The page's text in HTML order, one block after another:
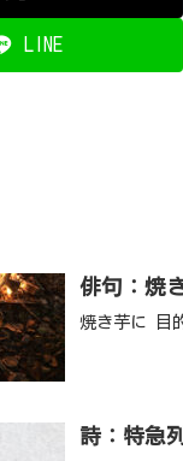
LINE
俳句：焼
焼き芋に 目
詩：特急